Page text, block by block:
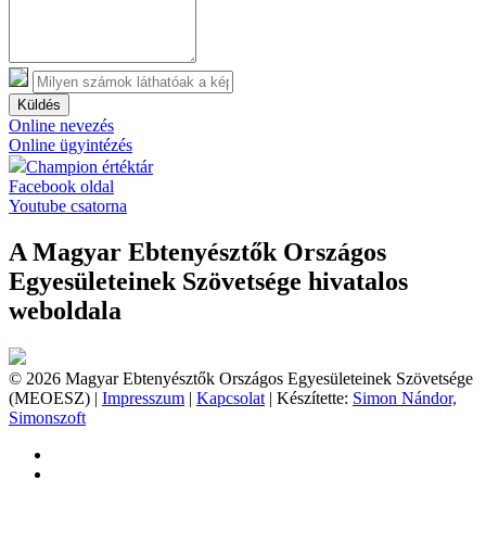
Küldés
Online nevezés
Online ügyintézés
Champion értéktár
Facebook oldal
Youtube csatorna
A Magyar Ebtenyésztők Országos
Egyesületeinek Szövetsége hivatalos
weboldala
© 2026 Magyar Ebtenyésztők Országos Egyesületeinek Szövetsége
(MEOESZ) | Impresszum | Kapcsolat | Készítette: Simon Nándor,
Simonszoft